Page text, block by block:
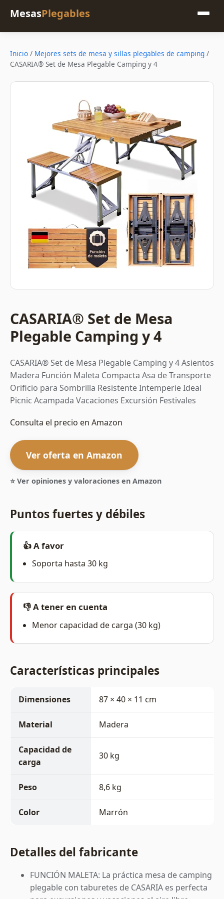
MesasPlegables
Inicio / Mejores sets de mesa y sillas plegables de camping /
CASARIA® Set de Mesa Plegable Camping y 4
CASARIA® Set de Mesa
Plegable Camping y 4
CASARIA® Set de Mesa Plegable Camping y 4 Asientos
Madera Función Maleta Compacta Asa de Transporte
Orificio para Sombrilla Resistente Intemperie Ideal
Picnic Acampada Vacaciones Excursión Festivales
Consulta el precio en Amazon
Ver oferta en Amazon
⭐ Ver opiniones y valoraciones en Amazon
Puntos fuertes y débiles
👍 A favor
Soporta hasta 30 kg
👎 A tener en cuenta
Menor capacidad de carga (30 kg)
Características principales
Dimensiones 87 × 40 × 11 cm
Material Madera
Capacidad de
carga
30 kg
Peso 8,6 kg
Color Marrón
Detalles del fabricante
FUNCIÓN MALETA: La práctica mesa de camping
plegable con taburetes de CASARIA es perfecta